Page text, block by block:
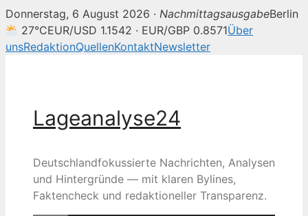
Donnerstag, 6 August 2026 · NachmittagsausgabeBerlin
27°CEUR/USD 1.1542 · EUR/GBP 0.8571Über
unsRedaktionQuellenKontaktNewsletter
Lageanalyse24
Deutschlandfokussierte Nachrichten, Analysen
und Hintergründe — mit klaren Bylines,
Faktencheck und redaktioneller Transparenz.